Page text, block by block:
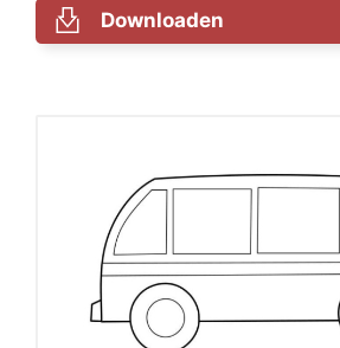
Downloaden